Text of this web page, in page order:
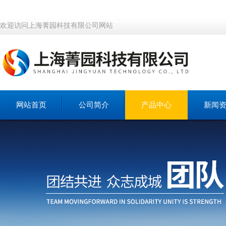
欢迎访问上海菁园科技有限公司网站
网站首页 公司简介 产品中心 新闻